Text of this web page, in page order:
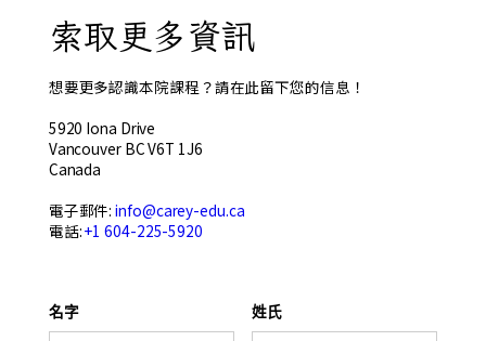
索取更多資訊
想要更多認識本院課程？請在此留下您的信息！
5920 Iona Drive
Vancouver BC V6T 1J6
Canada
電子郵件:info@carey-edu.ca
電話:+1 604-225-5920
名字 姓氏